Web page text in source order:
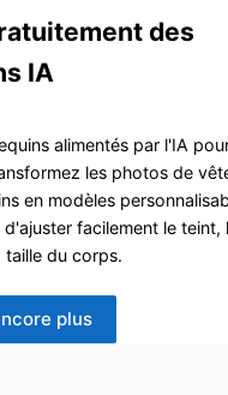
des
IA
alimentés par l'IA
les photos de
en modèles
facilement le teint,
taille du corps.
plus